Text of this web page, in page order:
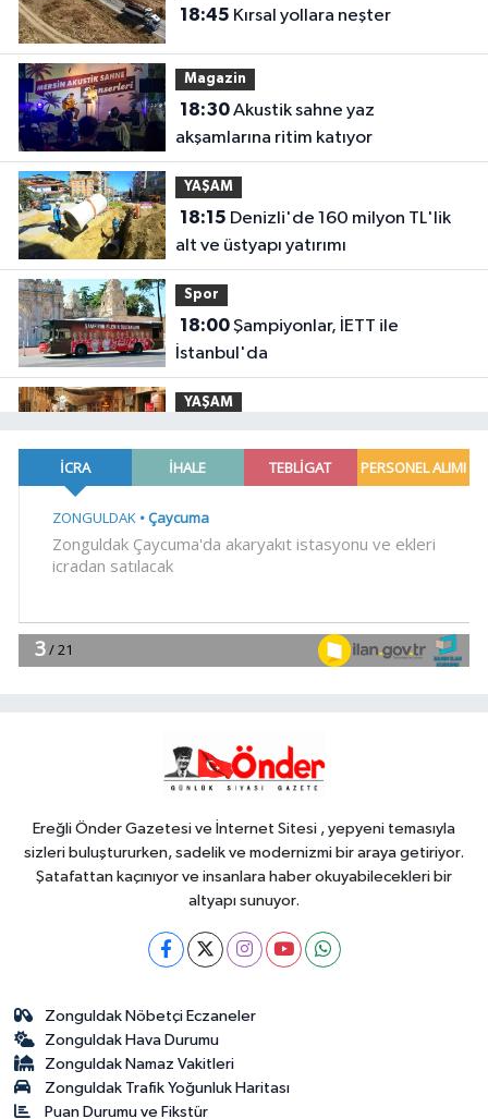
18:45 Kırsal yollara neşter
Magazin
18:30Akustik sahne yaz
akşamlarına ritim katıyor
YAŞAM
18:15
alt ve üstyapı yatırımı
Spor
18:00Şampiyonlar, İETT ile
İstanbul'da
YAŞAM
pazarı renk katıyor
17:30DAĞDER ve BUMEV'den
17:15
kritik ziyaret
Ereğli Önder Gazetesi ve İnternet Sitesi , yepyeni temasıyla
sizleri buluştururken, sadelik ve modernizmi bir araya getiriyor.
Şatafattan kaçınıyor ve insanlara haber okuyabilecekleri bir
altyapı sunuyor.
Zonguldak Nöbetçi Eczaneler
Zonguldak Hava Durumu
Zonguldak Namaz Vakitleri
Zonguldak Trafik Yoğunluk Haritası
Puan Durumu ve Fikstür